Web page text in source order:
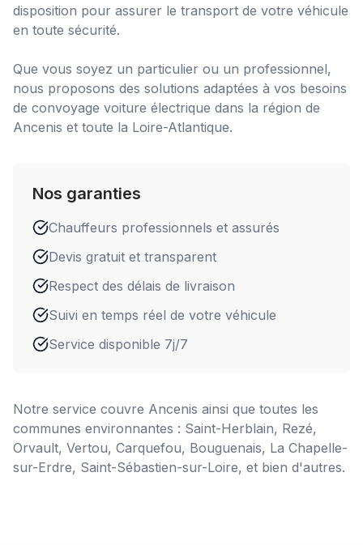
disposition pour assurer le transport de votre véhicule
en toute sécurité.
Que vous soyez un particulier ou un professionnel,
nous proposons des solutions adaptées à vos besoins
de convoyage voiture électrique dans la région de
Ancenis et toute la Loire-Atlantique.
Nos garanties
Chauffeurs professionnels et assurés
Devis gratuit et transparent
Respect des délais de livraison
Suivi en temps réel de votre véhicule
Service disponible 7j/7
Notre service couvre Ancenis ainsi que toutes les
communes environnantes : Saint-Herblain, Rezé,
Orvault, Vertou, Carquefou, Bouguenais, La Chapelle-
sur-Erdre, Saint-Sébastien-sur-Loire, et bien d'autres.